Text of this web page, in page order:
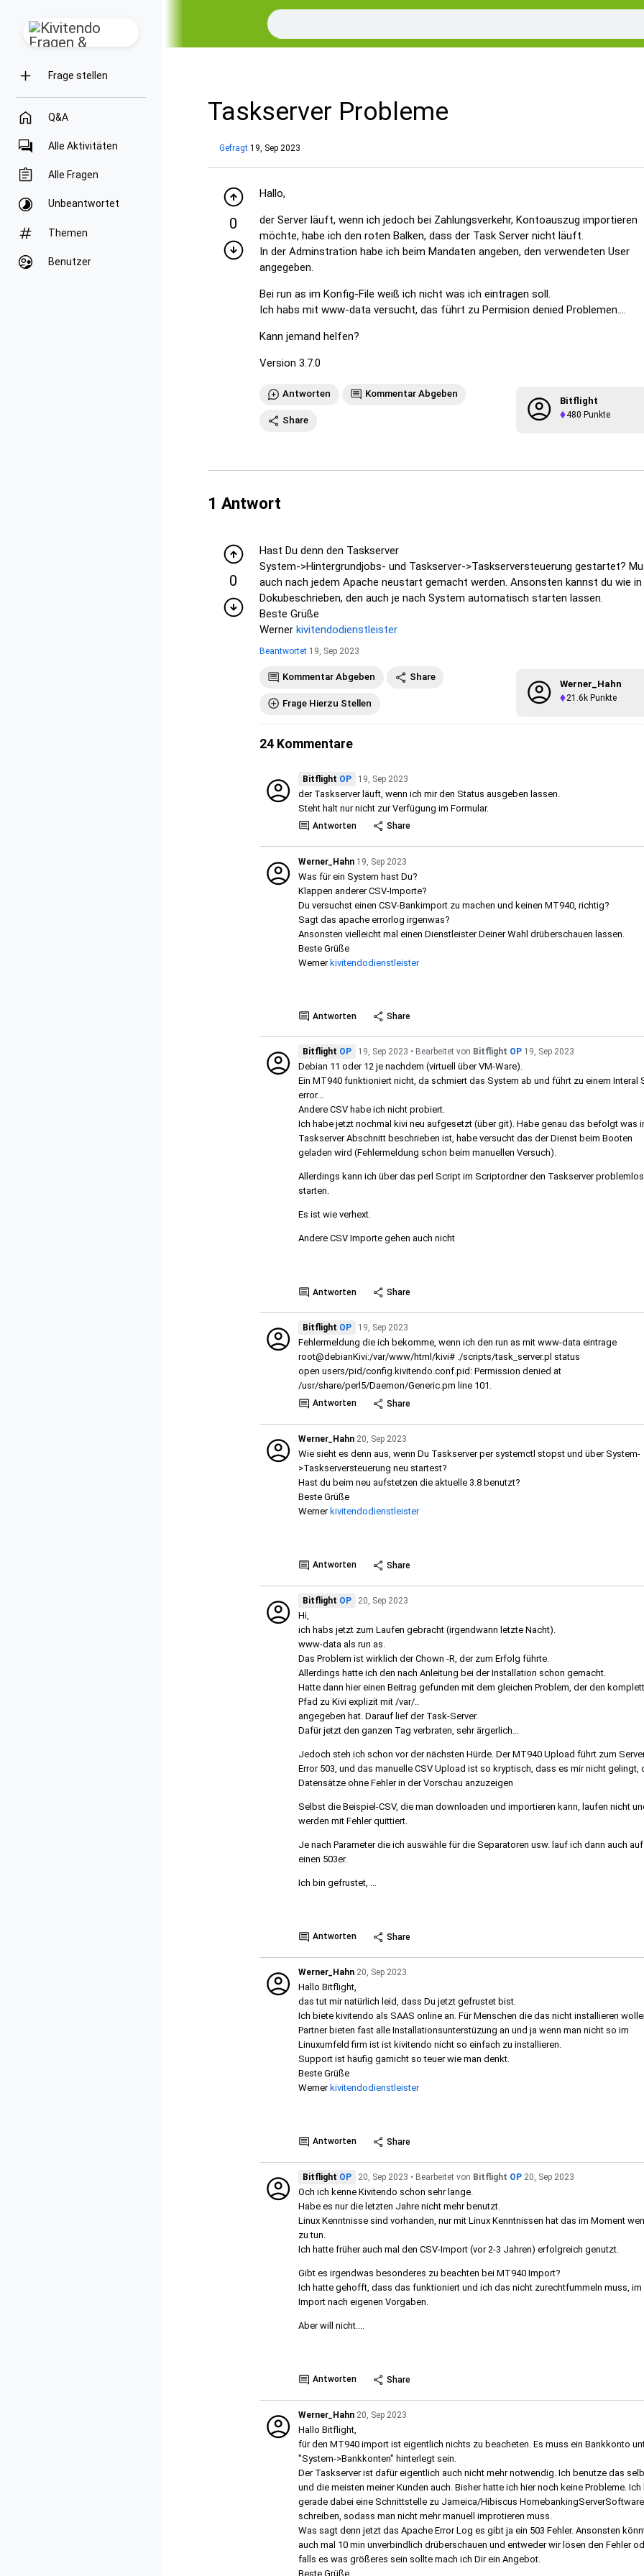
Frage stellen
Q&A
Alle Aktivitäten
Alle Fragen
Unbeantwortet
Themen
Benutzer
Taskserver Probleme
Gefragt 19, Sep 2023
0
Hallo,
der Server läuft, wenn ich jedoch bei Zahlungsverkehr, Kontoauszug importieren
möchte, habe ich den roten Balken, dass der Task Server nicht läuft.
In der Adminstration habe ich beim Mandaten angeben, den verwendeten User
angegeben.
Bei run as im Konfig-File weiß ich nicht was ich eintragen soll.
Ich habs mit www-data versucht, das führt zu Permision denied Problemen....
Kann jemand helfen?
Version 3.7.0
Bitflight
480 Punkte
Antworten Kommentar Abgeben
Share
1 Antwort
0
Hast Du denn den Taskserver
System->Hintergrundjobs- und Taskserver->Taskserversteuerung gestartet?
auch nach jedem Apache neustart gemacht werden. Ansonsten kannst du wie in
Dokubeschrieben, den auch je nach System automatisch starten lassen.
Beste Grüße
Werner kivitendodienstleister
Beantwortet 19, Sep 2023
Werner_Hahn
21.6k Punkte
Kommentar Abgeben Share
Frage Hierzu Stellen
24 Kommentare
Bitflight OP 19, Sep 2023
der Taskserver läuft, wenn ich mir den Status ausgeben lassen.
Steht halt nur nicht zur Verfügung im Formular.
Antworten Share
Werner_Hahn 19, Sep 2023
Was für ein System hast Du?
Klappen anderer CSV-Importe?
Du versuchst einen CSV-Bankimport zu machen und keinen MT940, richtig?
Sagt das apache errorlog irgenwas?
Ansonsten vielleicht mal einen Dienstleister Deiner Wahl drüberschauen lassen.
Beste Grüße
Wernerkivitendodienstleister
Antworten Share
Bitflight OP 19, Sep 2023 Bearbeitet von Bitflight OP 19, Sep 2023
Debian 11 oder 12 je nachdem (virtuell über VM-Ware).
Ein MT940 funktioniert nicht, da schmiert das System ab und führt zu einem Interal
error...
Andere CSV habe ich nicht probiert.
Ich habe jetzt nochmal kivi neu aufgesetzt (über git). Habe genau das befolgt was
Taskserver Abschnitt beschrieben ist, habe versucht das der Dienst beim Booten
geladen wird (Fehlermeldung schon beim manuellen Versuch).
Allerdings kann ich über das perl Script im Scriptordner den Taskserver problemlos
starten.
Es ist wie verhext.
Andere CSV Importe gehen auch nicht
Antworten Share
Bitflight OP 19, Sep 2023
Fehlermeldung die ich bekomme, wenn ich den run as mit www-data eintrage
root@debianKivi:/var/www/html/kivi# ./scripts/task_server.pl status
open users/pid/config.kivitendo.conf.pid: Permission denied at
/usr/share/perl5/Daemon/Generic.pm line 101.
Antworten Share
Werner_Hahn 20, Sep 2023
Wie sieht es denn aus, wenn Du Taskserver per systemctl stopst und über System-
>Taskserversteuerung neu startest?
Hast du beim neu aufstetzen die aktuelle 3.8 benutzt?
Beste Grüße
Werner kivitendodienstleister
Antworten Share
Bitflight OP 20, Sep 2023
Hi,
ich habs jetzt zum Laufen gebracht (irgendwann letzte Nacht).
www-data als run as.
Das Problem ist wirklich der Chown -R, der zum Erfolg führte.
Allerdings hatte ich den nach Anleitung bei der Installation schon gemacht.
Hatte dann hier einen Beitrag gefunden mit dem gleichen Problem, der den
Pfad zu Kivi explizit mit /var/..
angegeben hat. Darauf lief der Task-Server.
Dafür jetzt den ganzen Tag verbraten, sehr ärgerlich...
Jedoch steh ich schon vor der nächsten Hürde. Der MT940 Upload führt zum
Error 503, und das manuelle CSV Upload ist so kryptisch, dass es mir nicht gelingt,
Datensätze ohne Fehler in der Vorschau anzuzeigen
Selbst die Beispiel-CSV, die man downloaden und importieren kann, laufen nicht
werden mit Fehler quittiert.
Je nach Parameter die ich auswähle für die Separatoren usw. lauf ich dann auch auf
einen 503er.
Ich bin gefrustet, ...
Antworten Share
Werner_Hahn 20, Sep 2023
Hallo Bitflight,
das tut mir natürlich leid, dass Du jetzt gefrustet bist.
Ich biete kivitendo als SAAS online an. Für Menschen die das nicht installieren
Partner bieten fast alle Installationsunterstüzung an und ja wenn man nicht so im
Linuxumfeld firm ist ist kivitendo nicht so einfach zu installieren.
Support ist häufig garnicht so teuer wie man denkt.
Beste Grüße
Werner kivitendodienstleister
Antworten Share
Bitflight OP 20, Sep 2023 Bearbeitet von Bitflight OP 20, Sep 2023
Och ich kenne Kivitendo schon sehr lange.
Habe es nur die letzten Jahre nicht mehr benutzt.
Linux Kenntnisse sind vorhanden, nur mit Linux Kenntnissen hat das im Moment
zu tun.
Ich hatte früher auch mal den CSV-Import (vor 2-3 Jahren) erfolgreich genutzt.
Gibt es irgendwas besonderes zu beachten bei MT940 Import?
Ich hatte gehofft, dass das funktioniert und ich das nicht zurechtfummeln muss, im
Import nach eigenen Vorgaben.
Aber will nicht....
Antworten Share
Werner_Hahn 20, Sep 2023
Hallo Bitflight,
für den MT940 import ist eigentlich nichts zu beacheten. Es muss ein Bankkonto
"System->Bankkonten" hinterlegt sein.
Der Taskserver ist dafür eigentlich auch nicht mehr notwendig. Ich benutze das
und die meisten meiner Kunden auch. Bisher hatte ich hier noch keine Probleme. Ich
gerade dabei eine Schnittstelle zu Jameica/Hibiscus
schreiben, sodass man nicht mehr manuell improtieren muss.
Was sagt denn jetzt das Apache Error Log es gibt ja ein 503 Fehler. Ansonsten
auch mal 10 min unverbindlich drüberschauen und entweder wir lösen den Fehler
falls es was größeres sein sollte mach ich Dir ein Angebot.
Beste Grüße